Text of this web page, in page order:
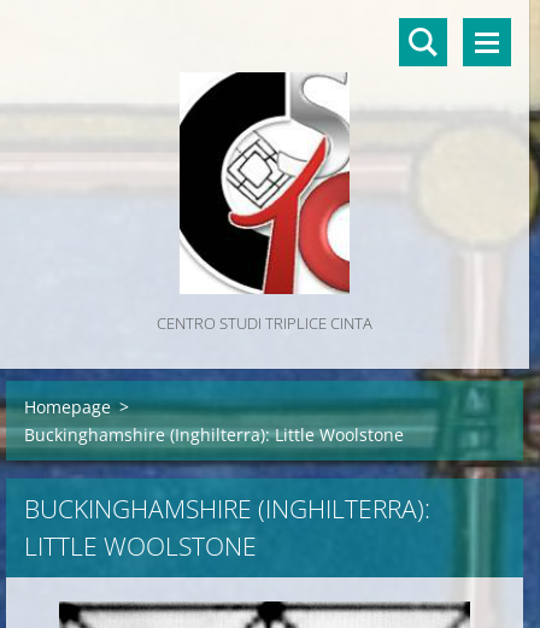
CENTRO STUDI TRIPLICE CINTA
Homepage >
Buckinghamshire (Inghilterra): Little Woolstone
BUCKINGHAMSHIRE (INGHILTERRA):
LITTLE WOOLSTONE